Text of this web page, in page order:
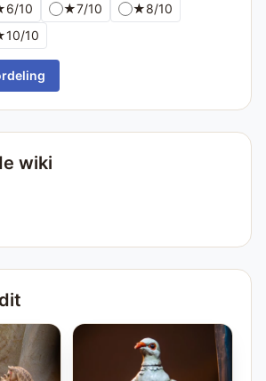
6/10 ★7/10 ★8/10
10/10
wiki